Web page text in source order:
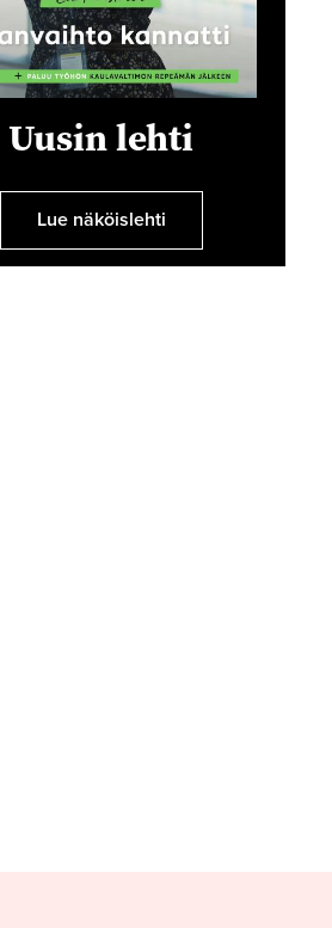
Uusin lehti
Lue näköislehti